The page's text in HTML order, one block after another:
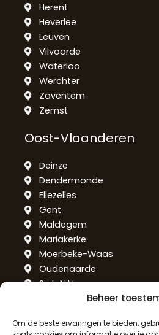
Beheer
Om de beste ervaringen te bieden,
Herent
Heverlee
Leuven
Vilvoorde
Waterloo
Werchter
Zaventem
Zemst
Oost-Vlaanderen
Deinze
Dendermonde
Ellezelles
Gent
Maldegem
Mariakerke
Moerbeke-Waas
Oudenaarde
Sint-Niklaas
West-Vlaanderen